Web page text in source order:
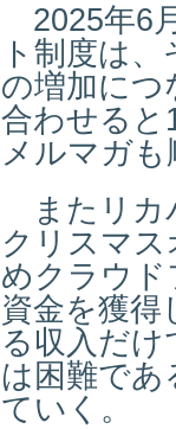
2025年6
ト制度は
の増加につ
合わせると
メルマガ
またリカ
クリスマ
めクラウド
資金を獲得
る収入だ
は困難であ
ていく。